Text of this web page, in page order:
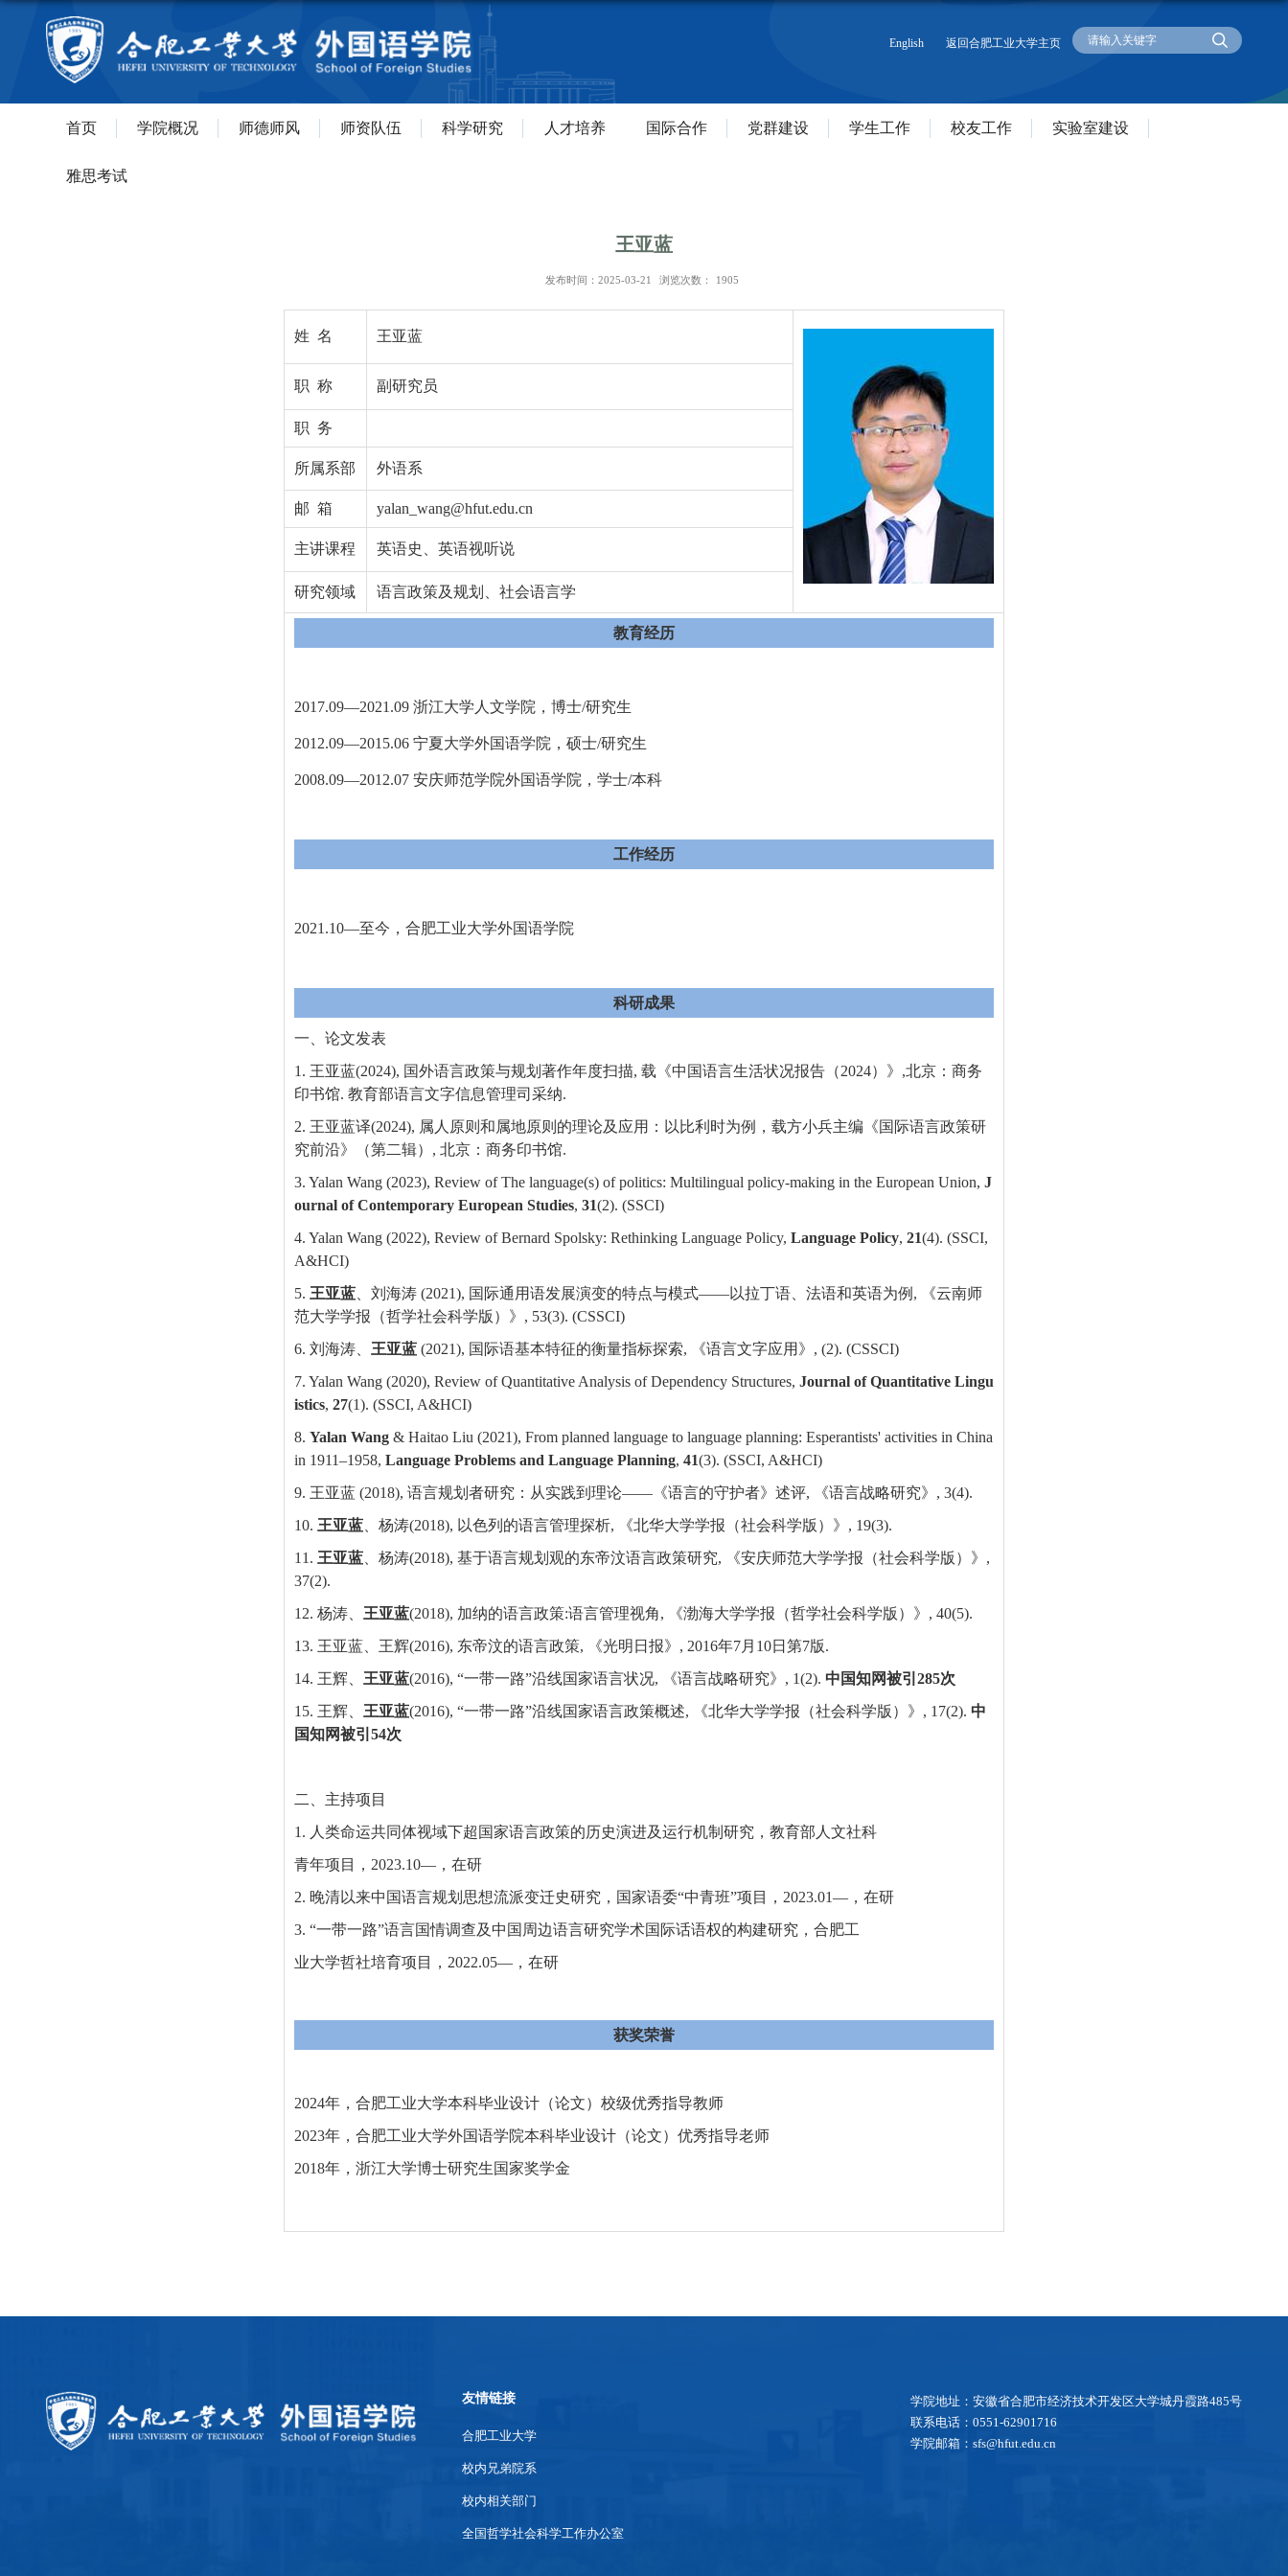
English 返回合肥工业大学主页
首页 学院概况 师德师风 师资队伍 科学研究 人才培养 国际合作 党群建设 学生工作 校友工作 实验室建设
雅思考试
王亚蓝
发布时间：2025-03-21 浏览次数： 1905
姓 名 王亚蓝
职 称 副研究员
职 务
所属系部 外语系
邮 箱 yalan_wang@hfut.edu.cn
主讲课程 英语史、英语视听说
研究领域 语言政策及规划、社会语言学
教育经历
2017.09—2021.09 浙江大学人文学院，博士/研究生
2012.09—2015.06 宁夏大学外国语学院，硕士/研究生
2008.09—2012.07 安庆师范学院外国语学院，学士/本科
工作经历
2021.10—至今，合肥工业大学外国语学院
科研成果
一、论文发表
1. 王亚蓝(2024), 国外语言政策与规划著作年度扫描, 载《中国语言生活状况报告（2024）》 ,北京：商务
印书馆. 教育部语言文字信息管理司采纳.
2. 王亚蓝译(2024), 属人原则和属地原则的理论及应用：以比利时为例，载方小兵主编《国际语言政策研
究前沿》（第二辑） , 北京：商务印书馆.
3. Yalan Wang (2023), Review of The language(s) of politics: Multilingual policy-making in the European Union, J
ournal of Contemporary European Studies, 31(2). (SSCI)
4. Yalan Wang (2022), Review of Bernard Spolsky: Rethinking Language Policy, Language Policy, 21(4). (SSCI,
A&HCI)
5. 王亚蓝 、刘海涛 (2021), 国际通用语发展演变的特点与模式——以拉丁语、法语和英语为例 ,
《云南师
范大学学报（哲学社会科学版）》 , 53(3). (CSSCI)
6. 刘海涛、 王亚蓝 (2021), 国际语基本特征的衡量指标探索, 《语言文字应用》 , (2). (CSSCI)
7. Yalan Wang (2020), Review of Quantitative Analysis of Dependency Structures, Journal of Quantitative Lingu
istics, 27(1). (SSCI, A&HCI)
8. Yalan Wang & Haitao Liu (2021), From planned language to language planning: Esperantists' activities in China
in 1911–1958, Language Problems and Language Planning, 41(3). (SSCI, A&HCI)
9. 王亚蓝 (2018), 语言规划者研究：从实践到理论—— 《语言的守护者》述评, 《语言战略研究》 , 3(4).
10. 王亚蓝 、杨涛(2018), 以色列的语言管理探析, 《北华大学学报（社会科学版）》 , 19(3).
11. 王亚蓝 、杨涛(2018), 基于语言规划观的东帝汶语言政策研究, 《安庆师范大学学报（社会科学版）》 ,
37(2).
12. 杨涛、 王亚蓝(2018), 加纳的语言政策:语言管理视角, 《渤海大学学报（哲学社会科学版）》 , 40(5).
13. 王亚蓝、王辉(2016), 东帝汶的语言政策, 《光明日报》 , 2016年7月 10日第7版.
14. 王辉、 王亚蓝(2016), “一带一路”沿线国家语言状况, 《语言战略研究》 , 1(2). 中国知网被引 285次
15. 王辉、 王亚蓝(2016), “一带一路”沿线国家语言政策概述, 《北华大学学报（社会科学版）》 , 17(2). 中
国知网被引 54次
二、主持项目
1. 人类命运共同体视域下超国家语言政策的历史演进及运行机制研究，教育部人文社科
青年项目， 2023.10—，在研
2. 晚清以来中国语言规划思想流派变迁史研究，国家语委“中青班”项目， 2023.01—，在研
3. “一带一路”语言国情调查及中国周边语言研究学术国际话语权的构建研究，合肥工
业大学哲社培育项目， 2022.05—，在研
获奖荣誉
2024年，合肥工业大学本科毕业设计（论文）校级优秀指导教师
2023年，合肥工业大学外国语学院本科毕业设计（论文）优秀指导老师
2018年，浙江大学博士研究生国家奖学金
友情链接
合肥工业大学
校内兄弟院系
校内相关部门
全国哲学社会科学工作办公室
学院地址：安徽省合肥市经济技术开发区大学城丹霞路485号
联系电话：0551-62901716
学院邮箱：sfs@hfut.edu.cn